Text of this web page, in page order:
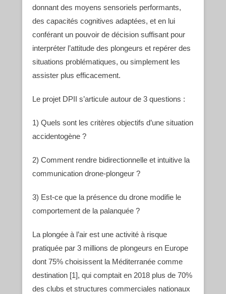
donnant des moyens sensoriels performants,
des capacités cognitives adaptées, et en lui
conférant un pouvoir de décision suffisant pour
interpréter l’attitude des plongeurs et repérer des
situations problématiques, ou simplement les
assister plus efficacement.
Le projet DPII s’articule autour de 3 questions :
1) Quels sont les critères objectifs d’une situation
accidentogène ?
2) Comment rendre bidirectionnelle et intuitive la
communication drone-plongeur ?
3) Est-ce que la présence du drone modifie le
comportement de la palanquée ?
La plongée à l’air est une activité à risque
pratiquée par 3 millions de plongeurs en Europe
dont 75% choisissent la Méditerranée comme
destination [1], qui comptait en 2018 plus de 70%
des clubs et structures commerciales nationaux